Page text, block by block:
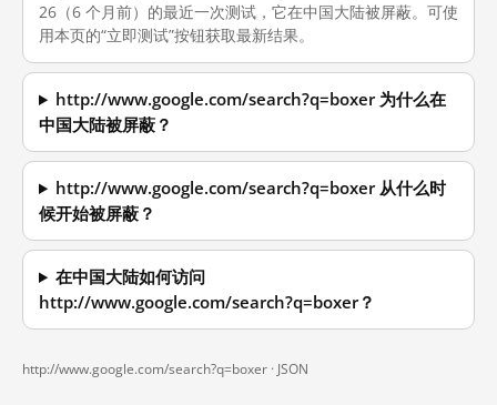
26（6 个月前）的最近一次测试，它在中国大陆被屏蔽。可使
用本页的“立即测试”按钮获取最新结果。
http://www.google.com/search?q=boxer 为什么在
中国大陆被屏蔽？
http://www.google.com/search?q=boxer 从什么时
候开始被屏蔽？
在中国大陆如何访问
http://www.google.com/search?q=boxer？
http://www.google.com/search?q=boxer · JSON